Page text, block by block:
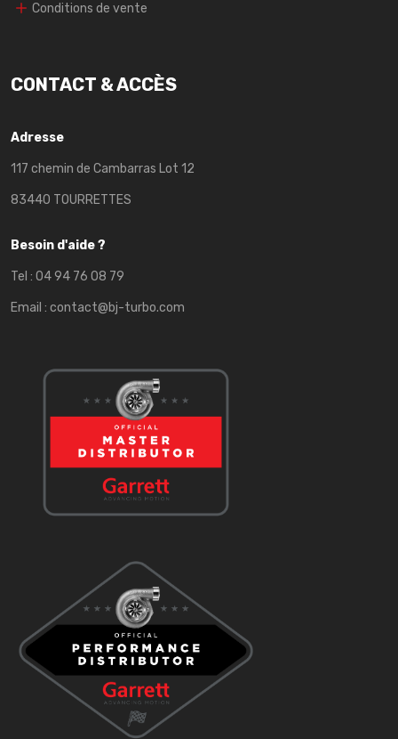
Conditions de vente
CONTACT & ACCÈS
Adresse
117 chemin de Cambarras Lot 12
83440 TOURRETTES
Besoin d'aide ?
Tel : 04 94 76 08 79
Email : contact@bj-turbo.com